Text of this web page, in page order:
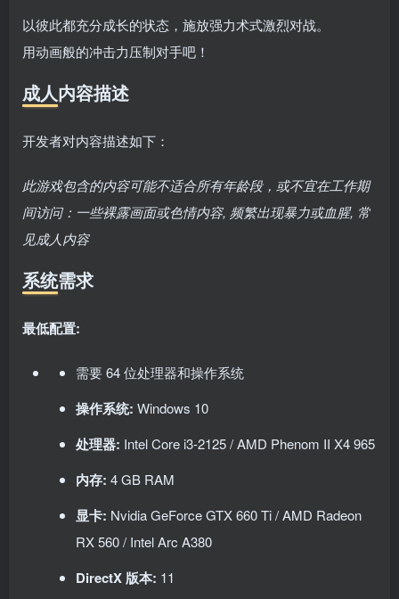
以彼此都充分成长的状态，施放强力术式激烈对战。
用动画般的冲击力压制对手吧！
成人内容描述
开发者对内容描述如下：
此游戏包含的内容可能不适合所有年龄段，或不宜在工作期
间访问：一些裸露画面或色情内容, 频繁出现暴力或血腥, 常
见成人内容
系统需求
最低配置:
需要 64 位处理器和操作系统
操作系统: Windows 10
处理器: Intel Core i3-2125 / AMD Phenom II X4 965
内存: 4 GB RAM
显卡: Nvidia GeForce GTX 660 Ti / AMD Radeon
RX 560 / Intel Arc A380
DirectX 版本: 11